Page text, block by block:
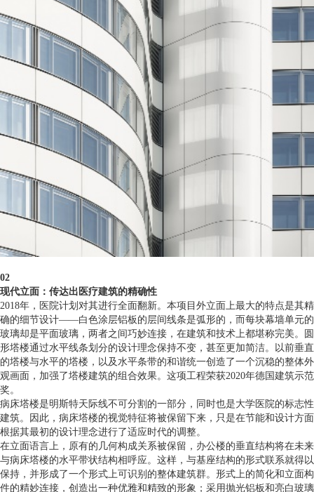
02
现代立面：传达出医疗建筑的精确性
2018年，医院计划对其进行全面翻新。本项目外立面上最大的特点是其精
确的细节设计——白色涂层铝板的层间线条是弧形的，而每块幕墙单元的
玻璃却是平面玻璃，两者之间巧妙连接，在建筑和技术上都堪称完美。圆
形塔楼通过水平线条划分的设计理念保持不变，甚至更加简洁。以前垂直
的塔楼与水平的塔楼，以及水平条带的和谐统一创造了一个沉稳的整体外
观画面，加强了塔楼建筑的组合效果。这项工程荣获2020年德国建筑示范
奖。
病床塔楼是明斯特天际线不可分割的一部分，同时也是大学医院的标志性
建筑。因此，病床塔楼的视觉特征将被保留下来，只是在节能和设计方面
根据其最初的设计理念进行了适应时代的调整。
在立面语言上，原有的几何构成关系被保留，办公楼的垂直结构将在未来
与病床塔楼的水平带状结构相呼应。这样，与基座结构的形式联系就得以
保持，并形成了一个形式上可识别的整体建筑群。形式上的简化和立面构
件的精妙连接，创造出一种优雅和精致的形象；采用抛光铝板和亮白玻璃